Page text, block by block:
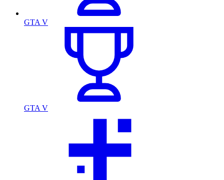
GTA V
GTA V